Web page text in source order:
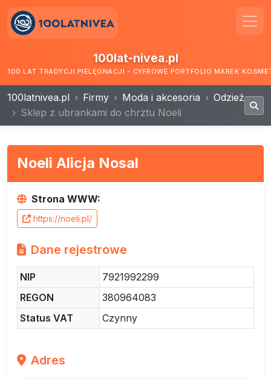
100lat-nivea.pl
100 LAT TRADYCJI PIELĘGNACJI - CYFROWE PORTFOLIO MAREK
100latnivea.pl Firmy Moda i akcesoria
Odzież
Sklep z ubrankami do chrztu Noeli
Noeli Alicja Nosal
Strona WWW:
https://noeli.pl/
Dane rejestrowe
NIP
7921992299
REGON
380964083
Status VAT
Czynny
Adres